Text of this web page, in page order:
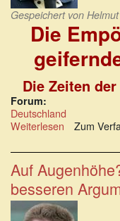
Gespeichert von
Die
Die Zeiten
Forum:
Deutschland
Weiterlesen über
einer
geifernden
Zum
Auf
besseren